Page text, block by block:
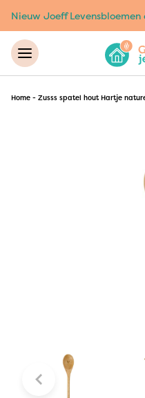
Nieuw Joeff
Home - Zusss spatel hout Hartje